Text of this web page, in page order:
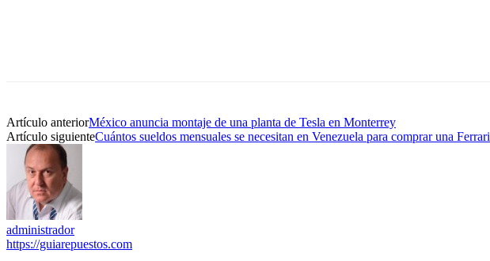
Artículo anteriorMéxico anuncia montaje de una planta de Tesla en Monterrey
Artículo siguienteCuántos sueldos mensuales se necesitan en Venezuela para comprar una Ferrari
administrador
https://guiarepuestos.com